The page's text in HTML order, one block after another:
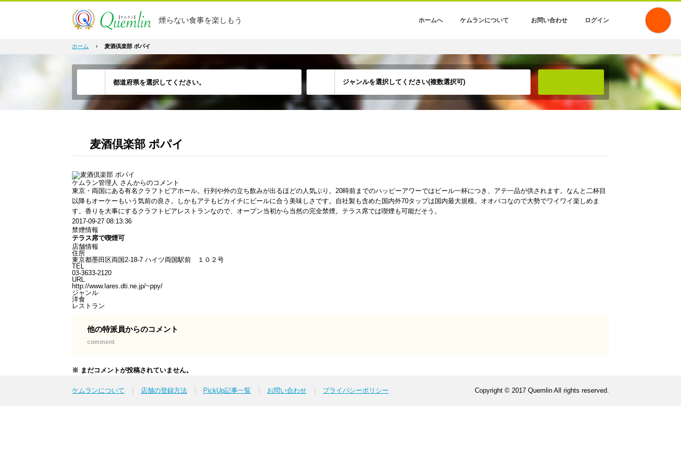
煙らない食事を楽しもう ホームへ ケムランについて お問い合わせ ログイン
ホーム › 麦酒倶楽部 ポパイ
ジャンルを選択してください(複数選択可) 検索
麦酒倶楽部 ポパイ
ケムラン管理人 さんからのコメント
東京・両国にある有名クラフトビアホール。行列や外の立ち飲みが出るほどの人気ぶり。20時前までのハッピーアワーではビール一杯につき、アテ一品が供されます。なんと二杯目
以降もオーケーもいう気前の良さ。しかもアテもピカイチにビールに合う美味しさです。自社製も含めた国内外70タップは国内最大規模。オオバコなので大勢でワイワイ楽しめま
す。香りを大事にするクラフトビアレストランなので、オープン当初から当然の完全禁煙。テラス席では喫煙も可能だそう。
2017-09-27 08:13:36
禁煙情報
テラス席で喫煙可
店舗情報
住所
東京都墨田区両国2-18-7 ハイツ両国駅前 １０２号
TEL
03-3633-2120
URL
http://www.lares.dti.ne.jp/~ppy/
ジャンル
洋食
レストラン
他の特派員からのコメント
comment
※ まだコメントが投稿されていません。
ケムランについて 店舗の登録方法 PickUp記事一覧 お問い合わせ プライバシーポリシー Copyright © 2017 Quemlin All rights reserved.